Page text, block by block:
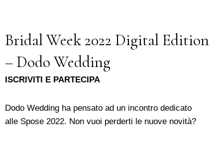
Bridal Week 2022 Digital Edition
– Dodo Wedding
ISCRIVITI E PARTECIPA
Dodo Wedding ha pensato ad un incontro dedicato
alle Spose 2022. Non vuoi perderti le nuove novità?